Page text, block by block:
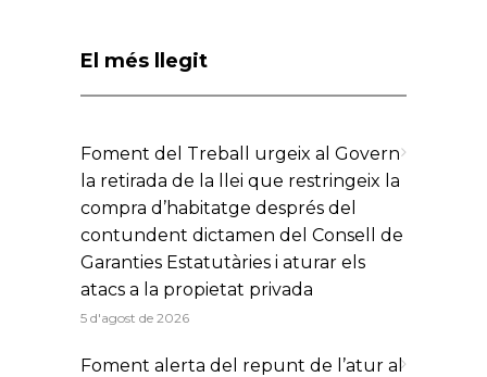
El més llegit
Foment del Treball urgeix al Govern
la retirada de la llei que restringeix la
compra d’habitatge després del
contundent dictamen del Consell de
Garanties Estatutàries i aturar els
atacs a la propietat privada
5 d'agost de 2026
Foment alerta del repunt de l’atur al